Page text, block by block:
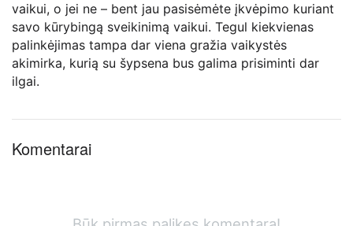
vaikui, o jei ne – bent jau pasisėmėte įkvėpimo kuriant
savo kūrybingą sveikinimą vaikui. Tegul kiekvienas
palinkėjimas tampa dar viena gražia vaikystės
akimirka, kurią su šypsena bus galima prisiminti dar
ilgai.
Komentarai